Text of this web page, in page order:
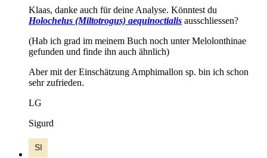
Klaas, danke auch für deine Analyse. Könntest du
Holochelus (Miltotrogus) aequinoctialis ausschliessen?
(Hab ich grad im meinem Buch noch unter Melolonthinae
gefunden und finde ihn auch ähnlich)
Aber mit der Einschätzung Amphimallon sp. bin ich schon
sehr zufrieden.
LG
Sigurd